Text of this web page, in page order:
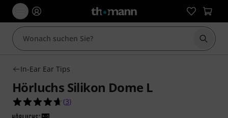
Suche
In-Ear Ear Tips
Hörluchs Silikon Dome L
4.7 von 5 Sternen aus 3 Kundenbewertungen
(3)